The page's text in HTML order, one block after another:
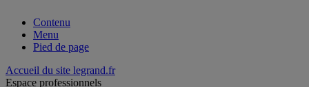
Contenu
Menu
Pied de page
Accueil du site legrand.fr
Espace professionnels